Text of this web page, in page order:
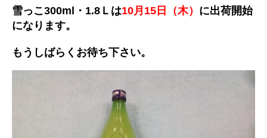
雪っこ300ml・1.8Ｌは10月15日（木） に出荷開始
になります。
もうしばらくお待ち下さい。